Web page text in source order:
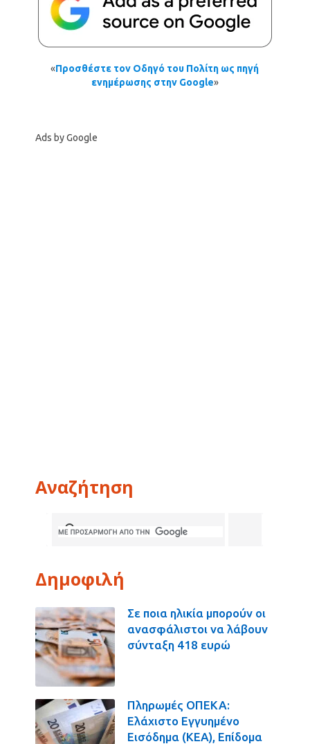
«Προσθέστε τον Οδηγό του Πολίτη ως πηγή
ενημέρωσης στην Google»
Ads by Google
Αναζήτηση
Δημοφιλή
Σε ποια ηλικία μπορούν οι
ανασφάλιστοι να λάβουν
σύνταξη 418 ευρώ
Πληρωμές ΟΠΕΚΑ:
Ελάχιστο Εγγυημένο
Εισόδημα (ΚΕΑ), Επίδομα